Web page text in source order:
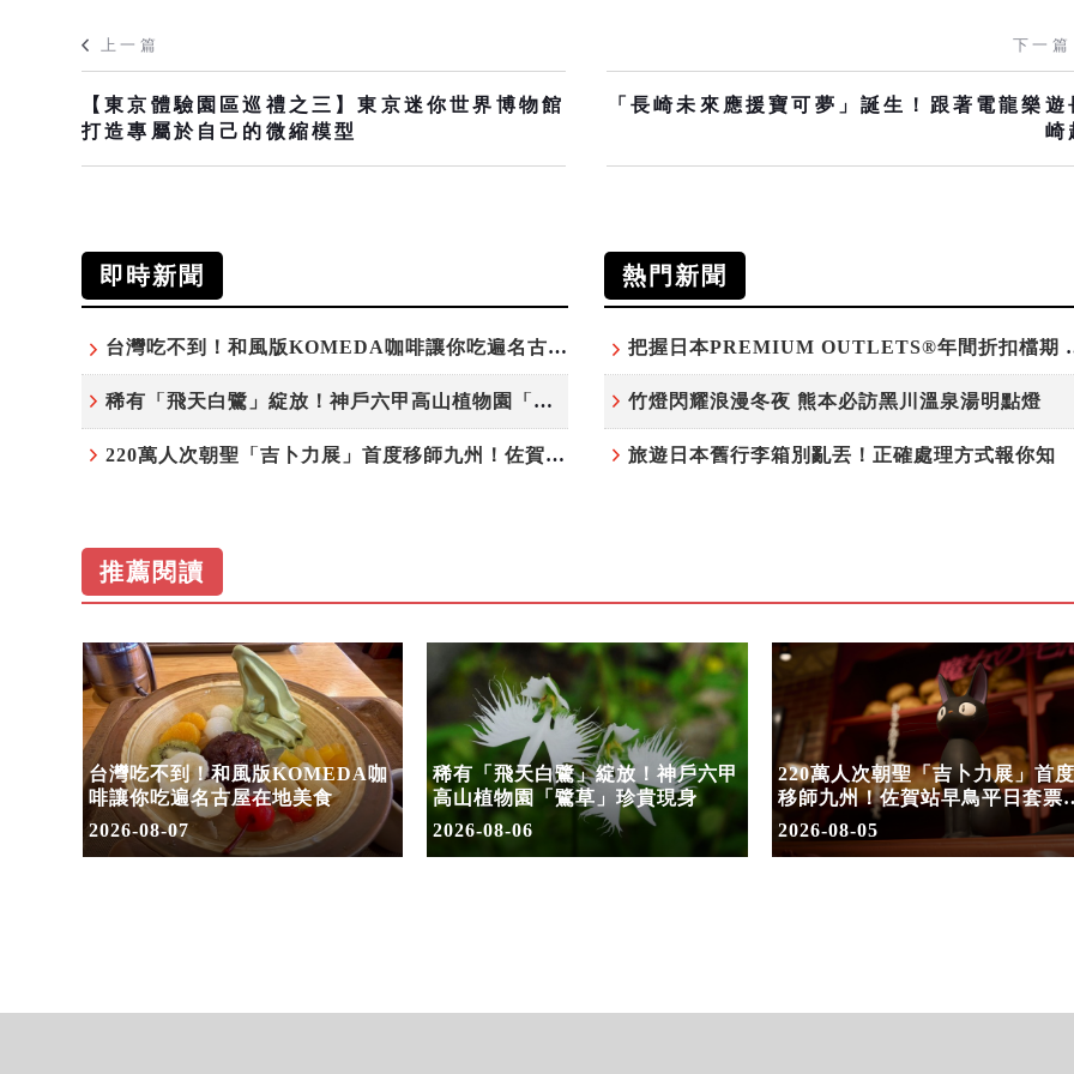
上一篇
【東京體驗園區巡禮之三】東京迷你世界博物館
打造專屬於自己的微縮模型
下一篇
「長崎未來應援寶可夢」誕生！跟著電龍樂遊
崎
即時新聞
台灣吃不到！和風版KOMEDA咖啡讓你吃遍名古屋在地美食
稀有「飛天白鷺」綻放！神戶六甲高山植物園「鷺草」珍貴現身
220萬人次朝聖「吉卜力展」首度移師九州！佐賀站早鳥平日套票8/10搶先開賣
熱門新聞
把握日本
竹燈閃耀浪漫冬夜 熊本必訪黑川溫泉湯明點燈
旅遊日本舊行李箱別亂丟！正確處理方式報你知
推薦閱讀
台灣吃不到！和風版KOMEDA咖
啡讓你吃遍名古屋在地美食
2026-08-07
稀有「飛天白鷺」綻放！神戶六甲
高山植物園「鷺草」珍貴現身
2026-08-06
220萬人次朝聖「吉卜力展」首度
移師九州！佐賀站早鳥平日套票
8/10搶先開賣
2026-08-05